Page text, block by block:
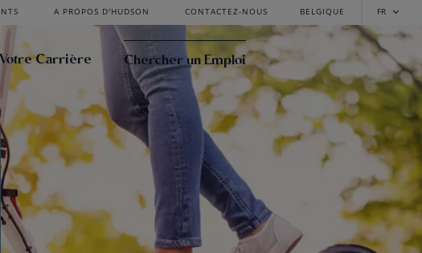
A PROPOS D'HUDSON CONTACTEZ-NOUS BELGIQUE FR
Votre Carrière Chercher un Emploi